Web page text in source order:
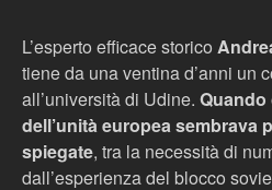
L’esperto efficace storico
tiene da una ventina d’anni un
all’università di Udine.
dell’unità europea sembrava
spiegate, tra la necessità di
dall’esperienza del blocco